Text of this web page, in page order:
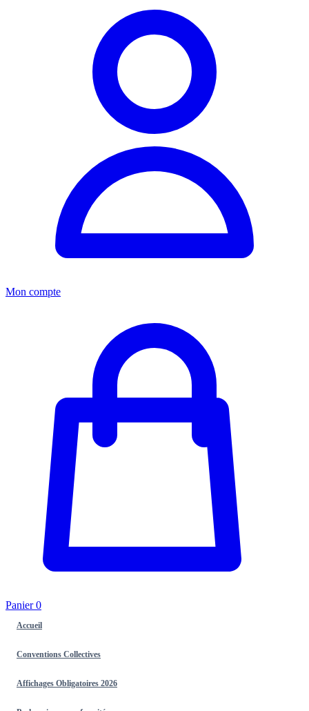
Mon compte
Panier0
Accueil
Conventions Collectives
Affichages Obligatoires 2026